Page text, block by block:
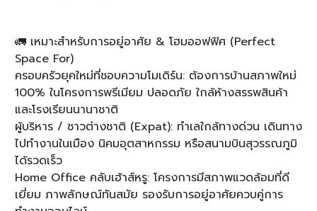
🚛 เหมาะสำหรับการอยู่อาศัย & โฮมออฟฟิศ (Perfect
Space For)
ครอบครัวยุคใหม่ที่ชอบความโมเดิร์น: ต้องการบ้านสภาพใหม่
100% ในโครงการพรีเมียม ปลอดภัย ใกล้ห้างสรรพสินค้า
และโรงเรียนนานาชาติ
ผู้บริหาร / ชาวต่างชาติ (Expat): ทำเลใกล้ทางด่วน เดินทาง
ไปทำงานในเมือง นิคมอุตสาหกรรม หรือสนามบินสุวรรณภูมิ
ได้รวดเร็ว
Home Office คลับเฮ้าส์หรู: โครงการมีสภาพแวดล้อมที่ดี
เยี่ยม ภาพลักษณ์ทันสมัย รองรับการอยู่อาศัยควบคู่การ